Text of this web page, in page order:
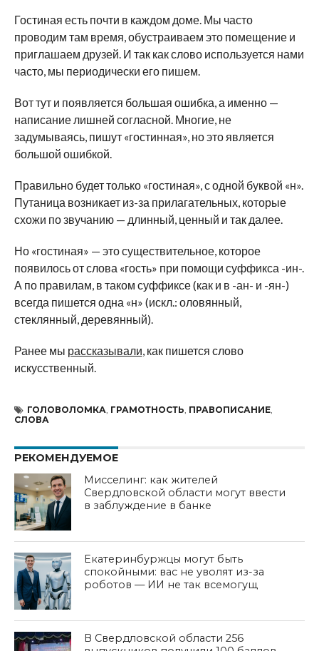
Гостиная есть почти в каждом доме. Мы часто
проводим там время, обустраиваем это помещение и
приглашаем друзей. И так как слово используется нами
часто, мы периодически его пишем.
Вот тут и появляется большая ошибка, а именно —
написание лишней согласной. Многие, не
задумываясь, пишут «гостинная», но это является
большой ошибкой.
Правильно будет только «гостиная», с одной буквой «н».
Путаница возникает из-за прилагательных, которые
схожи по звучанию — длинный, ценный и так далее.
Но «гостиная» — это существительное, которое
появилось от слова «гость» при помощи суффикса -ин-.
А по правилам, в таком суффиксе (как и в -ан- и -ян-)
всегда пишется одна «н» (искл.: оловянный,
стеклянный, деревянный).
Ранее мы рассказывали, как пишется слово
искусственный.
ГОЛОВОЛОМКА, ГРАМОТНОСТЬ, ПРАВОПИСАНИЕ,
СЛОВА
РЕКОМЕНДУЕМОЕ
Мисселинг: как жителей
Свердловской области могут ввести
в заблуждение в банке
Екатеринбуржцы могут быть
спокойными: вас не уволят из-за
роботов — ИИ не так всемогущ
В Свердловской области 256